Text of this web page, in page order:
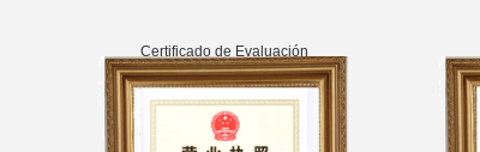
Certificado de Evaluación
de Proveedores